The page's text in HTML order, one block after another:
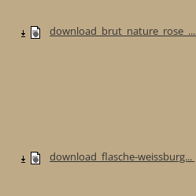
download_brut_nature_rose_...
download_flasche-weissburg...